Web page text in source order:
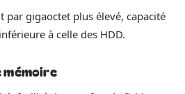
par gigaoctet plus élevé, capacité
à celle des HDD.
mémoire